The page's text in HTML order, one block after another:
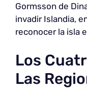
Gormsson de
invadir Islandia,
reconocer la isla
Los
Las